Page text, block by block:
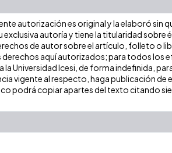
autorización es original y la elaboró sin
autoría y tiene la titularidad sobre
de autor sobre el artículo, folleto o
aquí autorizados; para todos los
Universidad Icesi, de forma indefinida,
vigente al respecto, haga publicación
podrá copiar apartes del texto citando